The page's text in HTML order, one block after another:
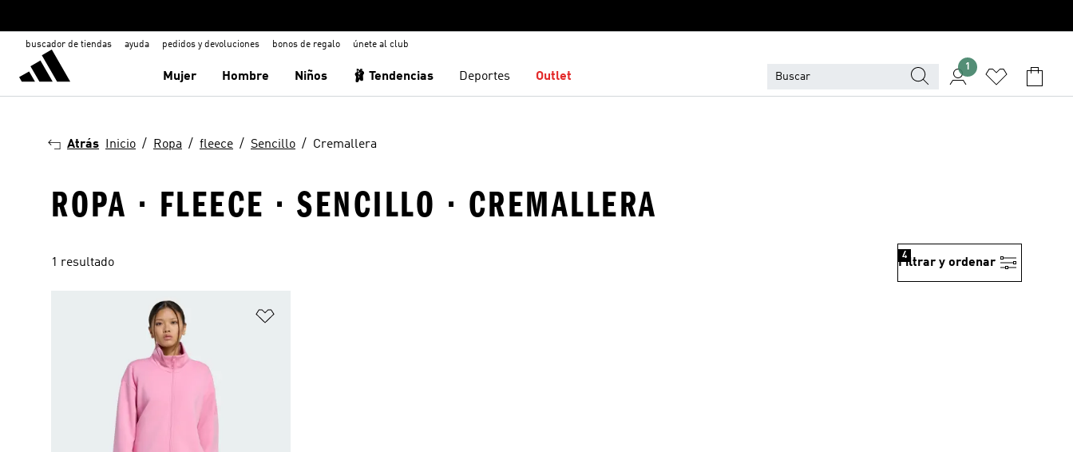
buscador de tiendas ayuda pedidos y devoluciones bonos de regalo únete al club
Mujer Hombre Niños 🩰 Tendencias Deportes Outlet
1
Atrás Inicio Ropa fleece Sencillo Cremallera
ROPA · FLEECE · SENCILLO · CREMALLERA
1 resultado Filtrar y ordenar
4